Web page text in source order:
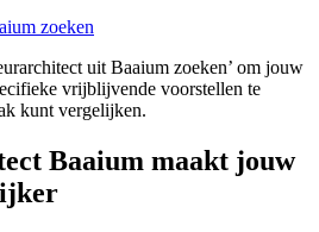
zoeken
uit Baaium zoeken’ om jouw
vrijblijvende voorstellen te
kunt vergelijken.
Baaium maakt jouw